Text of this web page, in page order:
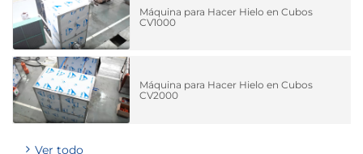
Máquina para Hacer Hielo en Cubos
CV1000
Máquina para Hacer Hielo en Cubos
CV2000
Ver todo